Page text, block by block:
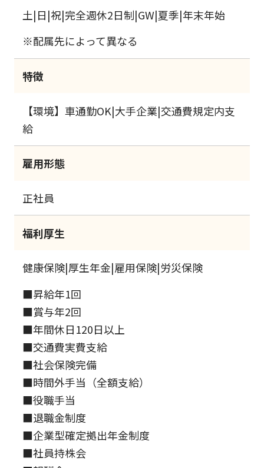
土|日|祝|完全週休2日制|GW|夏季|年末年始
※配属先によって異なる
特徴
【環境】車通勤OK|大手企業|交通費規定内支
給
雇用形態
正社員
福利厚生
健康保険|厚生年金|雇用保険|労災保険
■昇給年1回
■賞与年2回
■年間休日120日以上
■交通費実費支給
■社会保険完備
■時間外手当（全額支給）
■役職手当
■退職金制度
■企業型確定拠出年金制度
■社員持株会